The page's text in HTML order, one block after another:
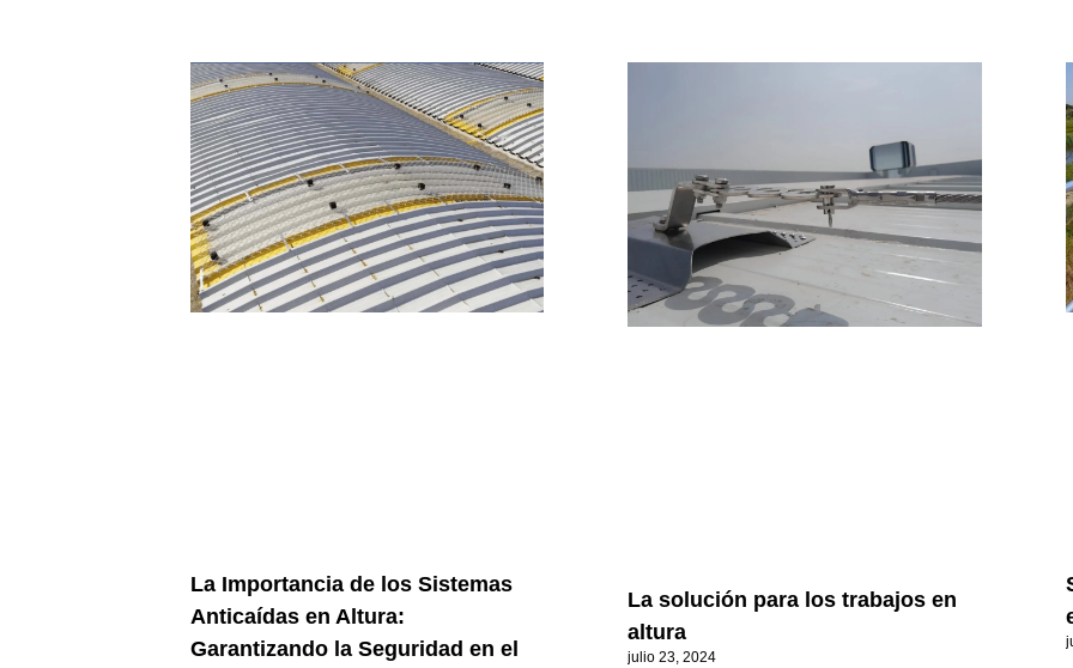
La Importancia de los Sistemas
Anticaídas en Altura:
Garantizando la Seguridad en el
La solución para los trabajos en
altura
julio 23, 2024